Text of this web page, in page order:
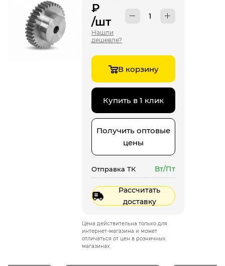
₽
/шт
Нашли
дешевле?
В корзину
Купить в 1 клик
Получить оптовые
цены
Отправка ТК Вт/Пт
Рассчитать
доставку
Цена действительна только для
интернет-магазина и может
отличаться от цен в розничных
магазинах